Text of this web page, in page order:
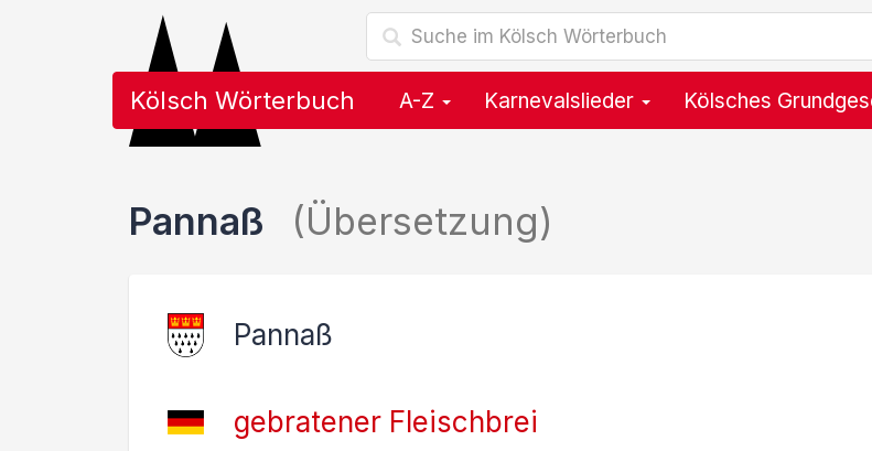
Kölsch Wörterbuch A-Z Karnevalslieder Kölsches
Pannaß (Übersetzung)
Pannaß
gebratener Fleischbrei